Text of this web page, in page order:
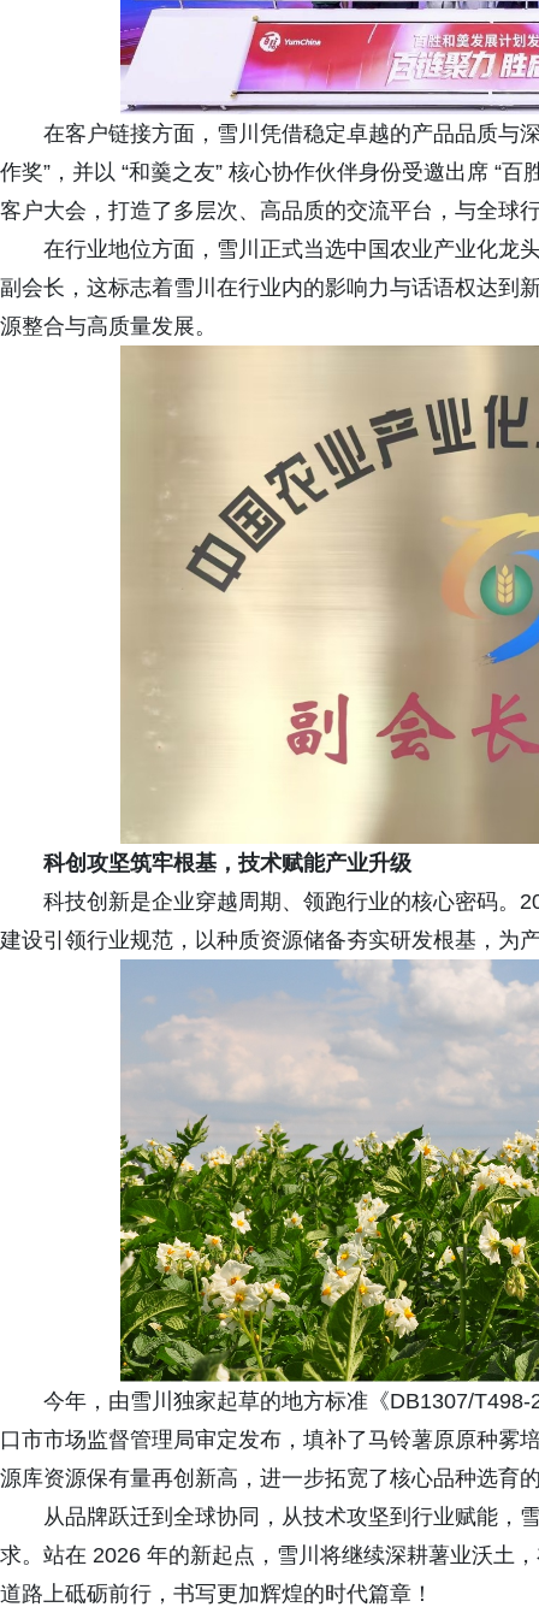
在客户链接方面，雪川凭借稳定卓越的产品品质与
作奖”，并以 “和羹之友” 核心协作伙伴身份受邀出席 “
客户大会，打造了多层次、高品质的交流平台，与全球
在行业地位方面，雪川正式当选中国农业产业化龙
副会长，这标志着雪川在行业内的影响力与话语权达到
源整合与高质量发展。
科创攻坚筑牢根基，技术赋能产业升级
科技创新是企业穿越周期、领跑行业的核心密码。
建设引领行业规范，以种质资源储备夯实研发根基，为
今年，由雪川独家起草的地方标准《DB1307/
口市市场监督管理局审定发布，填补了马铃薯原原种雾
源库资源保有量再创新高，进一步拓宽了核心品种选育
从品牌跃迁到全球协同，从技术攻坚到行业赋能，
求。站在 2026 年的新起点，雪川将继续深耕薯业沃土
道路上砥砺前行，书写更加辉煌的时代篇章！